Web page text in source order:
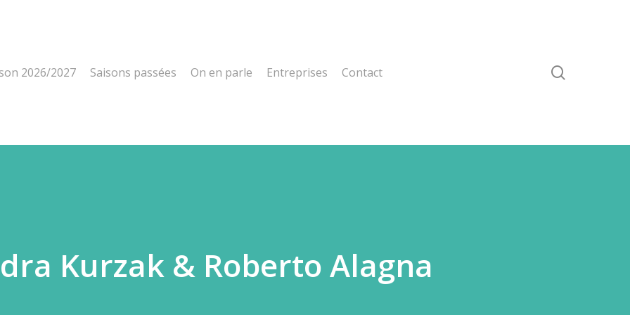
2026/2027 Saisons passées On en parle Entreprises Contact
Kurzak & Roberto Alagna